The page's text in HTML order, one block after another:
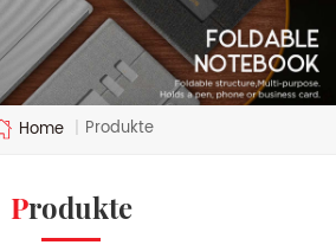
Home | Produkte
Produkte